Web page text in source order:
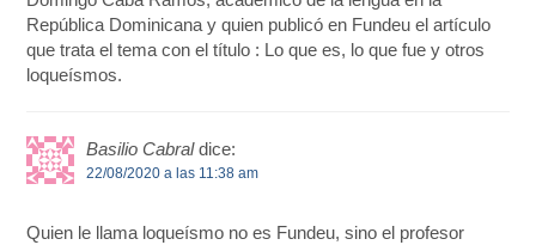
República Dominicana y quien publicó en Fundeu el artículo
que trata el tema con el título : Lo que es, lo que fue y otros
loqueísmos.
Basilio Cabral dice:
22/08/2020 a las 11:38 am
Quien le llama loqueísmo no es Fundeu, sino el profesor